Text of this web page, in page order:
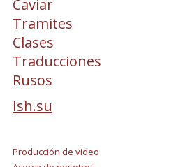
Caviar
Tramites
Clases
Traducciones
Rusos
Ish.su
Producción de video